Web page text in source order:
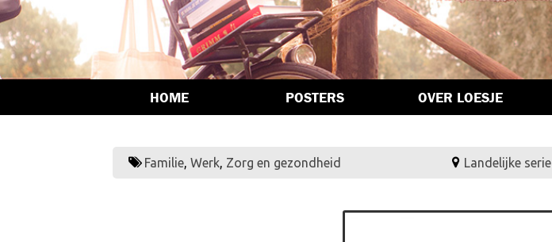
HOME POSTERS OVER LOESJE
Familie, Werk, Zorg en gezondheid Landelijke serie